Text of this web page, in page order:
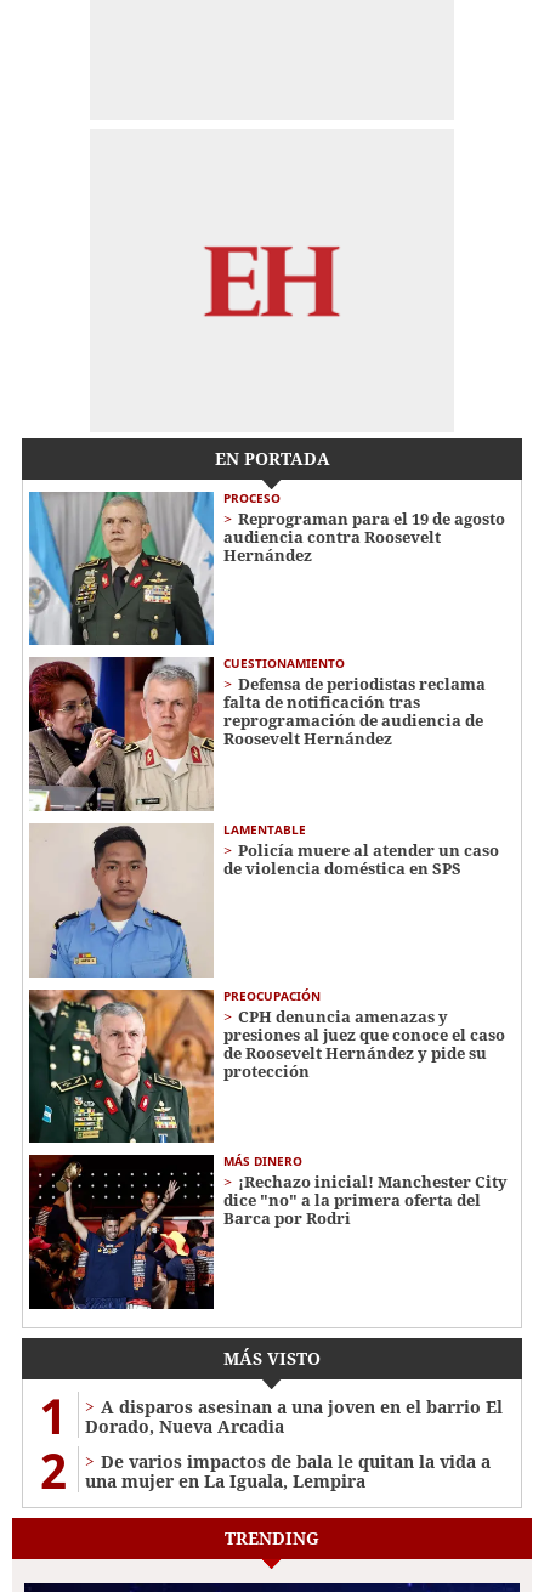
EN PORTADA
PROCESO
Reprograman para el 19 de agosto
audiencia contra Roosevelt
Hernández
CUESTIONAMIENTO
Defensa de periodistas reclama
falta de notificación tras
reprogramación de audiencia de
Roosevelt Hernández
LAMENTABLE
Policía muere al atender un caso
de violencia doméstica en SPS
PREOCUPACIÓN
CPH denuncia amenazas y
presiones al juez que conoce el caso
de Roosevelt Hernández y pide su
protección
MÁS DINERO
¡Rechazo inicial! Manchester City
dice "no" a la primera oferta del
Barca por Rodri
MÁS VISTO
1
A disparos asesinan a una joven en el barrio El
Dorado, Nueva Arcadia
2
De varios impactos de bala le quitan la vida a
una mujer en La Iguala, Lempira
TRENDING